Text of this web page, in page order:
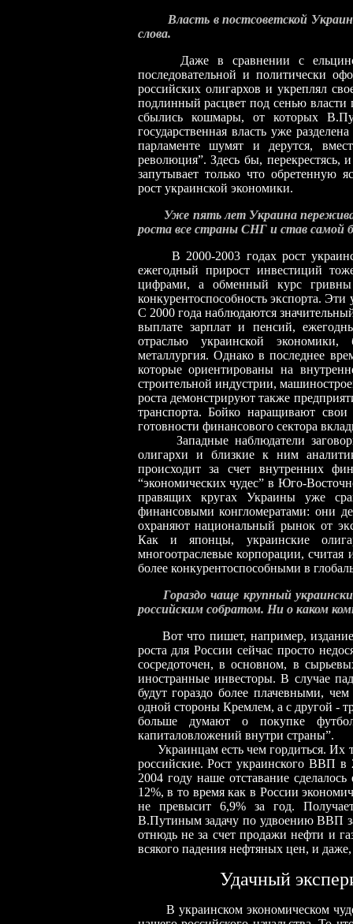
Власть в постсоветской
слова.
Даже в сравнении с
последовательной и политически
российских олигархов и укреплял
подлинный расцвет под сенью
сбылись кошмары, от которых
государственная власть уже
парламенте шумят и дерутся,
революция”. Здесь бы, перекрестясь,
запутывает только что обретенную
рост украинской экономики.
Уже пять лет Украина
роста все страны СНГ и став самой
В 2000-2003 годах рост
ежегодный прирост инвестиций
цифрами, а обменный курс гривны
конкурентоспособность экспорта.
С 2000 года наблюдаются
выплате зарплат и пенсий,
отраслью украинской экономики,
металлургия. Однако в последнее
которые ориентированы на
строительной индустрии,
роста демонстрируют также
транспорта. Бойко наращивают
готовности финансового сектора
Западные наблюдатели
олигархи и близкие к ним
происходит за счет внутренних
“экономических чудес” в Юго-
правящих кругах Украины уже
финансовыми конгломератами: они
охраняют национальный рынок от
Как и японцы, украинские
многоотраслевые корпорации,
более конкурентоспособными в
Гораздо чаще крупный
российским собратом. Ни о каком
Вот что пишет, например, издание
роста для России сейчас просто
сосредоточен, в основном, в
иностранные инвесторы. В случае
будут гораздо более плачевными,
одной стороны Кремлем, а с другой -
больше думают о покупке
капиталовложений внутри страны”.
Украинцам есть чем гордиться. Их
российские. Рост украинского ВВП в
2004 году наше отставание
12%, в то время как в России
не превысит 6,9% за год.
В.Путиным задачу по удвоению ВВП за
отнюдь не за счет продажи нефти и
всякого падения нефтяных цен, и
Удачный
В украинском экономическом чуде